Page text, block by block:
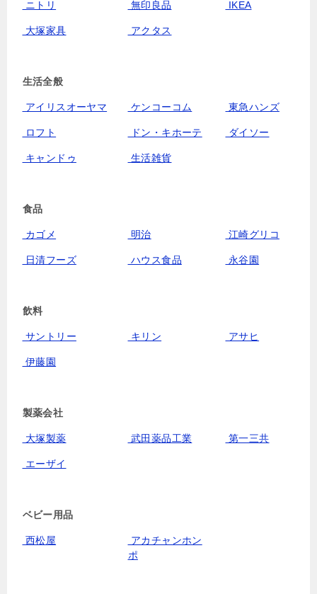
ニトリ 無印良品 IKEA
大塚家具 アクタス
生活全般
アイリスオーヤマ ケンコーコム 東急ハンズ
ロフト ドン・キホーテ ダイソー
キャンドゥ 生活雑貨
食品
カゴメ 明治 江崎グリコ
日清フーズ ハウス食品 永谷園
飲料
サントリー キリン アサヒ
伊藤園
製薬会社
大塚製薬 武田薬品工業 第一三共
エーザイ
ベビー用品
西松屋
アカチャンホン
ポ